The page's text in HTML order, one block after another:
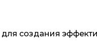
для создания